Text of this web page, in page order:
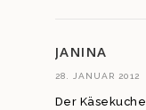
JANINA
28. JANUAR 2012
Der